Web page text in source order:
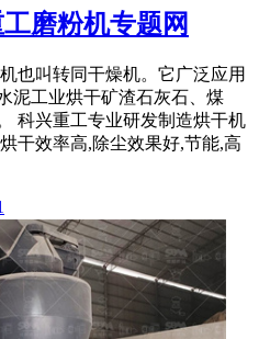
磨粉机专题网
也叫转同干燥机。它广泛应用
泥工业烘干矿渣石灰石、煤
科兴重工专业研发制造烘干机
干效率高,除尘效果好,节能,高